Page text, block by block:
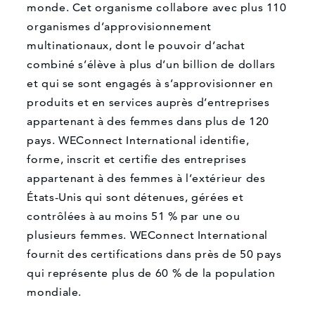
monde. Cet organisme collabore avec plus 110
organismes d’approvisionnement
multinationaux, dont le pouvoir d’achat
combiné s’élève à plus d’un billion de dollars
et qui se sont engagés à s’approvisionner en
produits et en services auprès d’entreprises
appartenant à des femmes dans plus de 120
pays. WEConnect International identifie,
forme, inscrit et certifie des entreprises
appartenant à des femmes à l’extérieur des
États-Unis qui sont détenues, gérées et
contrôlées à au moins 51 % par une ou
plusieurs femmes. WEConnect International
fournit des certifications dans près de 50 pays
qui représente plus de 60 % de la population
mondiale.